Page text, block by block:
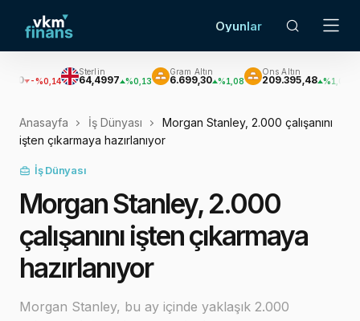
Oyunlar
Sterlin
64,4997 %0,13
Gram Altın
6.699,30 %1,08
Ons Altın
209.395,48 %1,08
Anasayfa İş Dünyası
Morgan Stanley, 2.000 çalışanını
işten çıkarmaya hazırlanıyor
İş Dünyası
Morgan Stanley, 2.000
çalışanını işten çıkarmaya
hazırlanıyor
Morgan Stanley, bu ay içinde yaklaşık 2.000